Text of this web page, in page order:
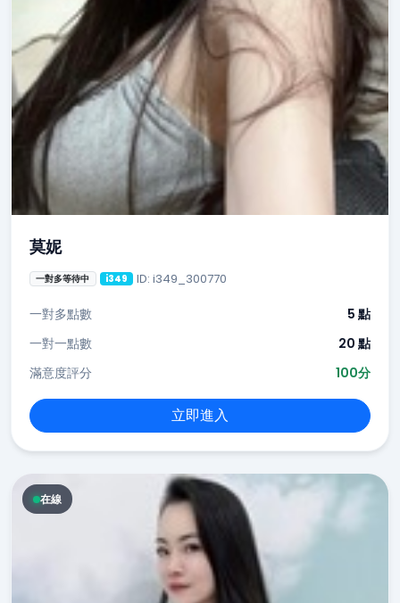
莫妮
一對多等待中 i349 ID: i349_300770
一對多點數
5 點
一對一點數
20 點
滿意度評分
100分
立即進入
在線